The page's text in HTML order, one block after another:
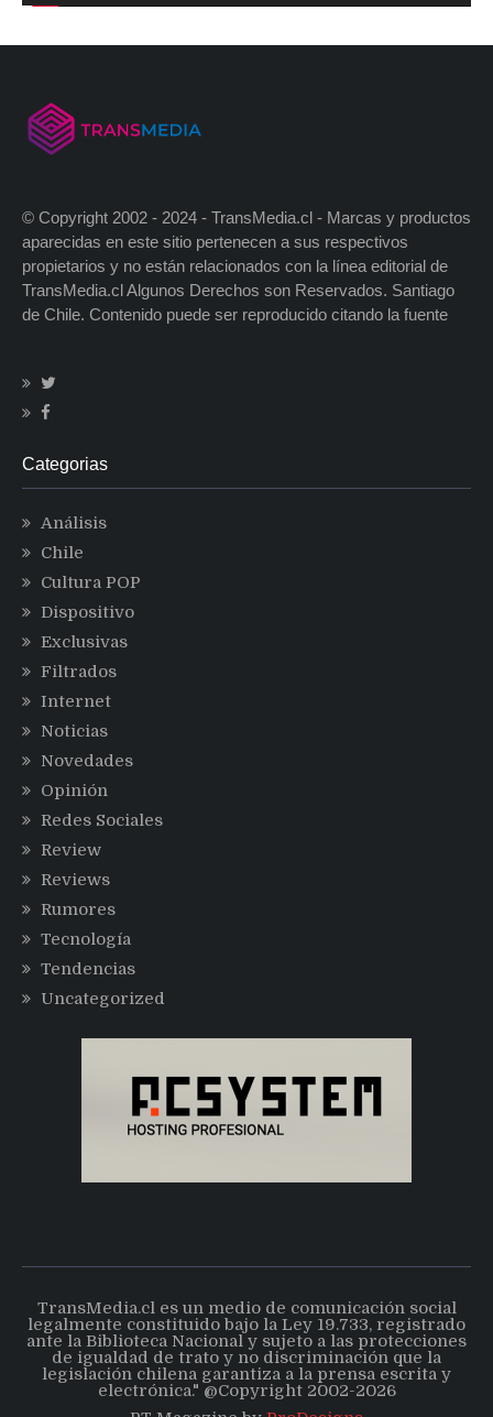
© Copyright 2002 - 2024 - TransMedia.cl - Marcas y productos
aparecidas en este sitio pertenecen a sus respectivos
propietarios y no están relacionados con la línea editorial de
TransMedia.cl Algunos Derechos son Reservados. Santiago
de Chile. Contenido puede ser reproducido citando la fuente
Categorias
Análisis
Chile
Cultura POP
Dispositivo
Exclusivas
Filtrados
Internet
Noticias
Novedades
Opinión
Redes Sociales
Review
Reviews
Rumores
Tecnología
Tendencias
Uncategorized
TransMedia.cl es un medio de comunicación social
legalmente constituido bajo la Ley 19.733, registrado
ante la Biblioteca Nacional y sujeto a las protecciones
de igualdad de trato y no discriminación que la
legislación chilena garantiza a la prensa escrita y
electrónica." @Copyright 2002-2026